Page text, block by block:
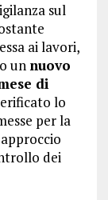
sul
ai lavori,
un nuovo
di
lo
per la
dei